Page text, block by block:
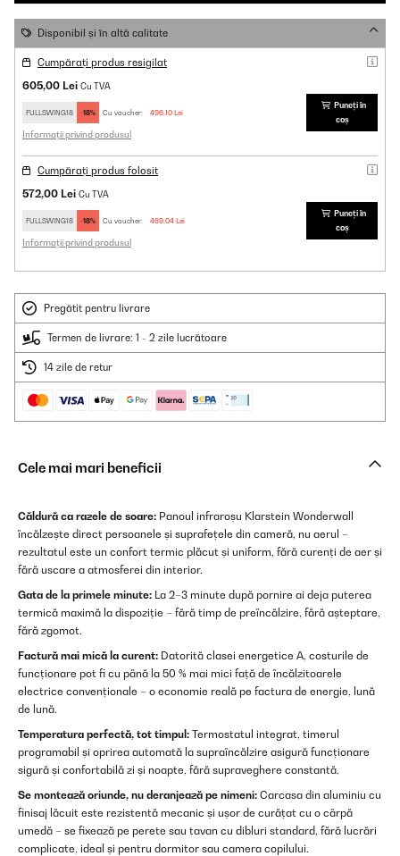
Disponibil și în altă calitate
Cumpărați produs resigilat
605,00 Lei Cu TVA
FULLSWING18 -18% Cu voucher: 496,10 Lei
Informații privind produsul
Puneți în
coș
Cumpărați produs folosit
572,00 Lei Cu TVA
FULLSWING18 -18% Cu voucher: 469,04 Lei
Informații privind produsul
Puneți în
coș
Pregătit pentru livrare
Termen de livrare: 1 - 2 zile lucrătoare
14 zile de retur
Cele mai mari beneficii
Căldură ca razele de soare: Panoul infraroșu Klarstein Wonderwall
încălzește direct persoanele și suprafețele din cameră, nu aerul –
rezultatul este un confort termic plăcut și uniform, fără curenți de aer și
fără uscare a atmosferei din interior.
Gata de la primele minute: La 2–3 minute după pornire ai deja puterea
termică maximă la dispoziție – fără timp de preîncălzire, fără așteptare,
fără zgomot.
Factură mai mică la curent: Datorită clasei energetice A, costurile de
funcționare pot fi cu până la 50 % mai mici față de încălzitoarele
electrice convenționale – o economie reală pe factura de energie, lună
de lună.
Temperatura perfectă, tot timpul: Termostatul integrat, timerul
programabil și oprirea automată la supraîncălzire asigură funcționare
sigură și confortabilă zi și noapte, fără supraveghere constantă.
Se montează oriunde, nu deranjează pe nimeni: Carcasa din aluminiu cu
finisaj lăcuit este rezistentă mecanic și ușor de curățat cu o cârpă
umedă – se fixează pe perete sau tavan cu dibluri standard, fără lucrări
complicate, ideal și pentru dormitor sau camera copilului.